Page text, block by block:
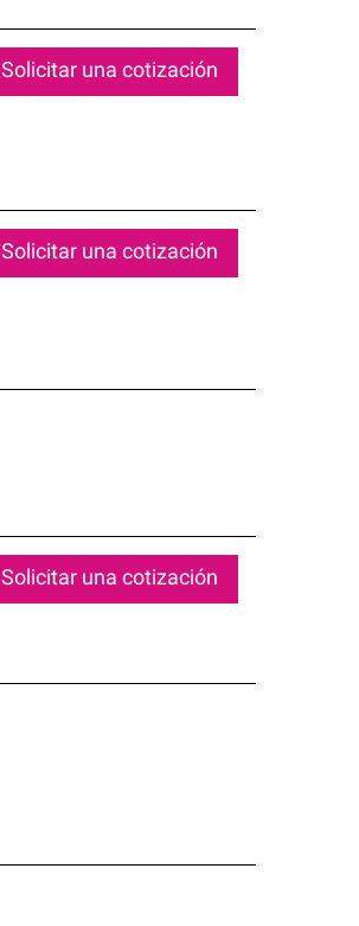
Solicitar una cotización
Solicitar una cotización
Solicitar una cotización